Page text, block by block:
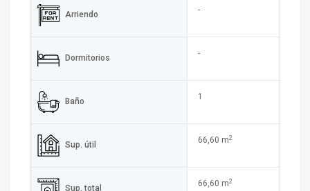
Arriendo
-
Dormitorios
-
Baño
1
Sup. útil
66,60 m2
Sup. total
66,60 m2